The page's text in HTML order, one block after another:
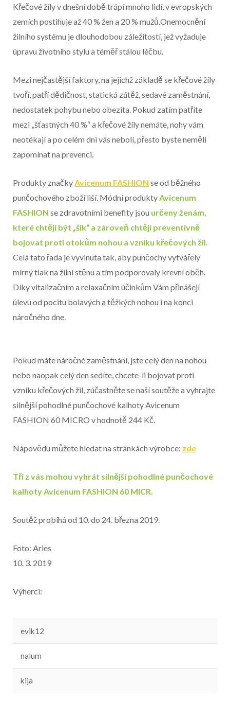
Křečové žíly v dnešní době trápí mnoho lidí, v evropských
zemích postihuje až 40 % žen a 20 % mužů.Onemocnění
žilního systému je dlouhodobou záležitostí, jež vyžaduje
úpravu životního stylu a téměř stálou léčbu.
Začátek reklamy
Konec reklamy
Mezi nejčastější faktory, na jejichž základě se křečové žíly
tvoří, patří dědičnost, statická zátěž, sedavé zaměstnání,
nedostatek pohybu nebo obezita. Pokud zatím patříte
mezi „šťastných 40 %“ a křečové žíly nemáte, nohy vám
neotékají a po celém dni vás nebolí, přesto byste neměli
zapomínat na prevenci.
Produkty značkyAvicenum FASHION se od běžného
punčochového zboží liší. Módní produktyAvicenum
FASHION se zdravotními benefity jsou určeny ženám,
které chtějí být „šik“ a zároveň chtějí preventivně
bojovat proti otokům nohou a vzniku křečových žil.
Celá tato řada je vyvinuta tak, aby punčochy vytvářely
mírný tlak na žilní stěnu a tím podporovaly krevní oběh.
Díky vitalizačním a relaxačním účinkům Vám přinášejí
úlevu od pocitu bolavých a těžkých nohou i na konci
náročného dne.
Pokud máte náročné zaměstnání, jste celý den na nohou
nebo naopak celý den sedíte, chcete-li bojovat proti
vzniku křečových žil, zúčastněte se naší soutěže a vyhrajte
silnější pohodlné punčochové kalhoty Avicenum
FASHION 60 MICRO v hodnotě 244 Kč.
Nápovědu můžete hledat na stránkách výrobce: zde
Tři z vás mohou vyhrát silnější pohodlné punčochové
kalhoty Avicenum FASHION 60 MICR.
Soutěž probíhá od 10. do 24. března 2019.
Foto: Aries
10. 3. 2019
Výherci:
evik12
nalum
kija